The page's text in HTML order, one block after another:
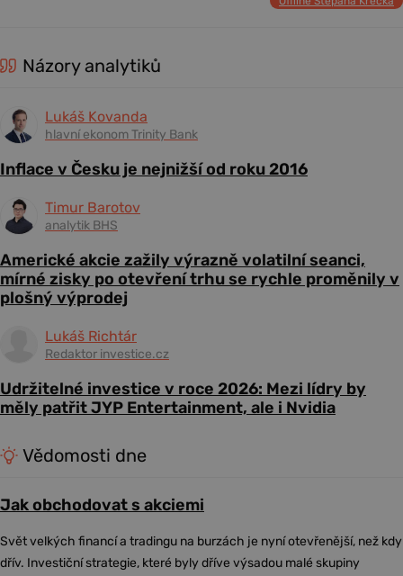
Názory analytiků
Lukáš Kovanda
hlavní ekonom Trinity Bank
Inflace v Česku je nejnižší od roku 2016
Timur Barotov
analytik BHS
Americké akcie zažily výrazně volatilní seanci,
mírné zisky po otevření trhu se rychle proměnily v
plošný výprodej
Lukáš Richtár
Redaktor investice.cz
Udržitelné investice v roce 2026: Mezi lídry by
měly patřit JYP Entertainment, ale i Nvidia
Vědomosti dne
Jak obchodovat s akciemi
Svět velkých financí a tradingu na burzách je nyní otevřenější, než kdy
dřív. Investiční strategie, které byly dříve výsadou malé skupiny